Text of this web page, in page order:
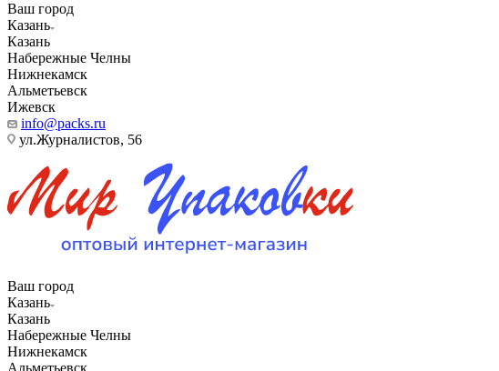
Ваш город
Казань
Казань
Набережные Челны
Нижнекамск
Альметьевск
Ижевск
info@packs.ru
ул.Журналистов, 56
Ваш город
Казань
Казань
Набережные Челны
Нижнекамск
Альметьевск